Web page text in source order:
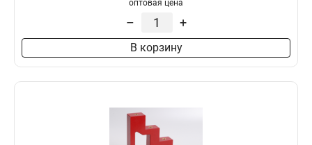
оптовая цена
– +
В корзину